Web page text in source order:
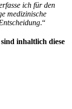
ich für den
medizinische
.“
inhaltlich diese